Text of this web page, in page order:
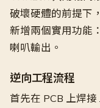
破壞硬體的前提下
新增兩個實用功能
喇叭輸出。
逆向工程流程
首先在 PCB 上焊